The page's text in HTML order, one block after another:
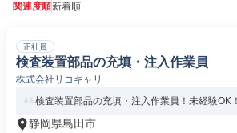
関連度順新着順
正社員
検査装置部品の充填・注入作業員
株式会社リコキャリ
検査装置部品の充填・注入作業員！未経験OK
静岡県島田市